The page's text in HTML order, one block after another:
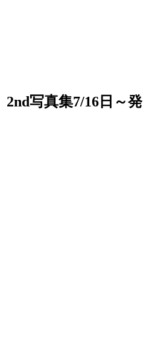
写真集7/16日～発